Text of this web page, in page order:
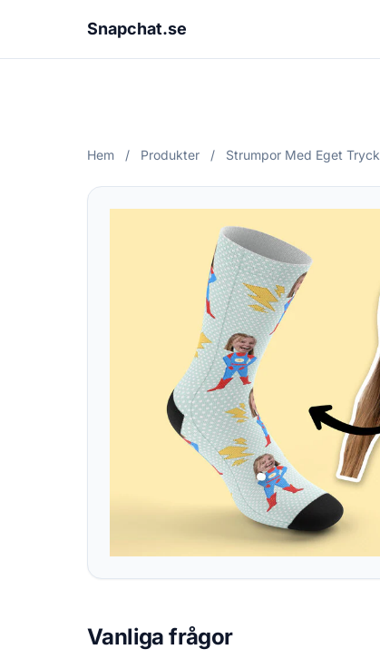
Snapchat.se
Hem / Produkter / Strumpor Med Eget Tryck
Vanliga frågor